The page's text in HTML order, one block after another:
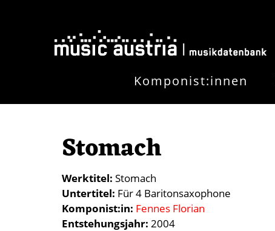
Komponist:innen
Stomach
Werktitel Stomach
Untertitel Für 4 Baritonsaxophone
Komponist:in Fennes Florian
Entstehungsjahr 2004